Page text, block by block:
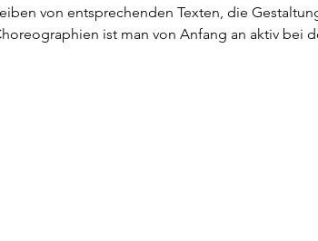
von entsprechenden Texten, die
ist man von Anfang an aktiv bei